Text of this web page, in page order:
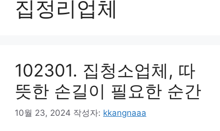
집정리업체
102301. 집청소업체, 따
뜻한 손길이 필요한 순간
10월 23, 2024 작성자: kkangnaaa